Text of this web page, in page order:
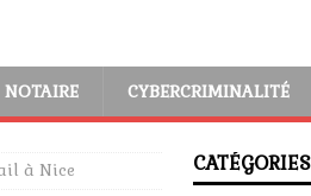
NOTAIRE CYBERCRIMINALITÉ
à Nice CATÉGORIES